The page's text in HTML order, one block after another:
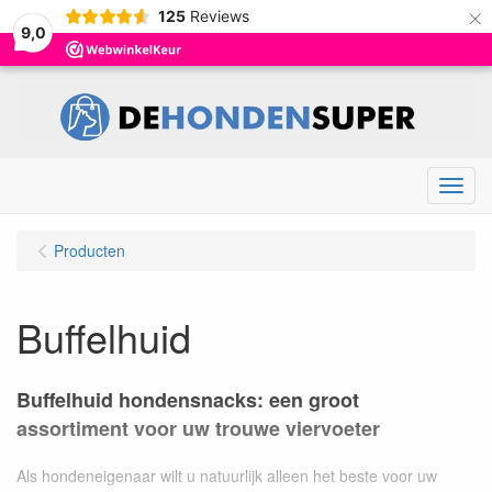
9,0
125 Reviews ×
Menu
Producten
Buffelhuid
Buffelhuid hondensnacks: een groot
assortiment voor uw trouwe viervoeter
Als hondeneigenaar wilt u natuurlijk alleen het beste voor uw